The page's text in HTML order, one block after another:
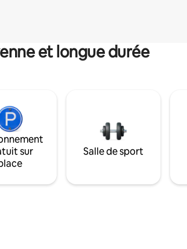
et longue durée
sur
Salle de sport